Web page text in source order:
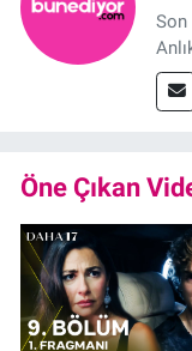
Son
Öne Çıkan